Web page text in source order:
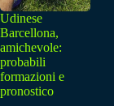
Udinese
Barcellona,
amichevole:
probabili
formazioni e
pronostico